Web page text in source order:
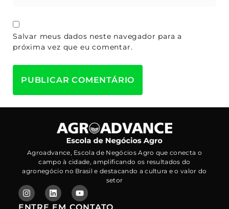
Salvar meus dados neste navegador para a
próxima vez que eu comentar.
Agroadvance, Escola de Negócios Agro que conecta o
campo à cidade, amplificando os resultados do
agronegócio no Brasil e destacando a cultura e o valor do
setor